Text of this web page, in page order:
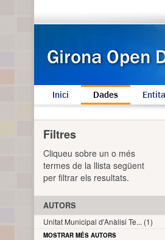
Inici Dades
Filtres
Cliqueu sobre un o més
termes de la llista següent
per filtrar els resultats.
AUTORS
Unitat Municipal d'Anàlisi Te... (1)
MOSTRAR MÉS AUTORS